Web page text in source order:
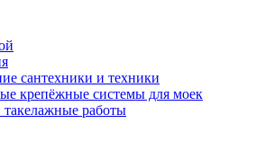
сантехники и техники
крепёжные системы для моек
такелажные работы